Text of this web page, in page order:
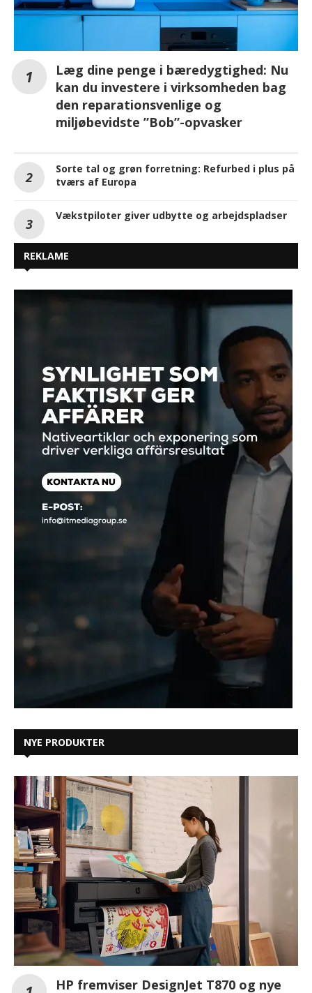
Læg dine penge i bæredygtighed: Nu
kan du investere i virksomheden bag
den reparationsvenlige og
miljøbevidste ”Bob”-opvasker
Sorte tal og grøn forretning: Refurbed i plus på
tværs af Europa
Vækstpiloter giver udbytte og arbejdspladser
REKLAME
NYE PRODUKTER
HP fremviser DesignJet T870 og nye